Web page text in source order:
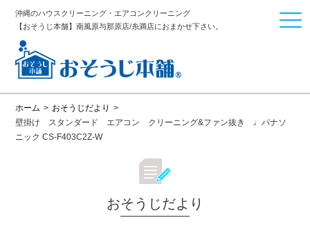
沖縄のハウスクリーニング・エアコンクリーニング
【おそうじ本舗】南風原与那原店/糸満店におまかせ下さい。
ホーム > おそうじだより
>
壁掛け スタンダード エアコン クリーニング&ファン抜き ♩パナソ
ニック CS-F403C2Z-W
おそうじだより